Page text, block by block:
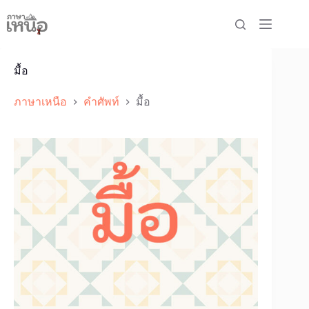
to
content
มื้อ
ภาษาเหนือ คำศัพท์ มื้อ